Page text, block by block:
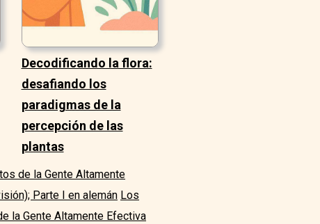
Decodificando la flora:
desafiando los
paradigmas de la
percepción de las
plantas
de la Gente Altamente
Parte I en alemán Los
la Gente Altamente Efectiva